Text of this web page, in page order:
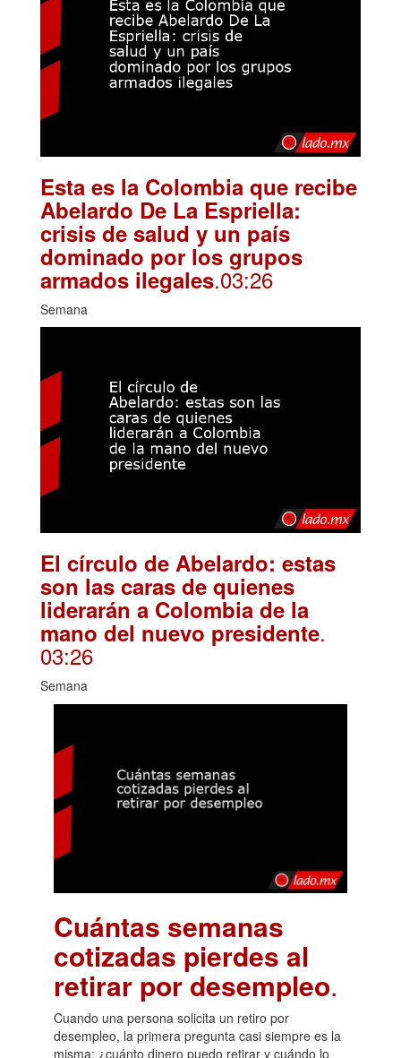
Esta es la Colombia que recibe
Abelardo De La Espriella:
crisis de salud y un país
dominado por los grupos
armados ilegales.03:26
Semana
El círculo de Abelardo: estas
son las caras de quienes
liderarán a Colombia de la
mano del nuevo presidente.
03:26
Semana
Cuántas semanas
cotizadas pierdes al
retirar por desempleo.
Cuando una persona solicita un retiro por
desempleo, la primera pregunta casi siempre es la
misma: ¿cuánto dinero puedo retirar y cuándo lo